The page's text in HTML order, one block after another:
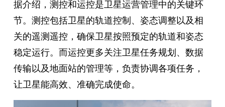
据介绍，测控和运控是卫星运营管理中的关键环
节。测控包括卫星的轨道控制、姿态调整以及相
关的遥测遥控，确保卫星按照预定的轨道和姿态
稳定运行。而运控更多关注卫星任务规划、数据
传输以及地面站的管理等，负责协调各项任务，
让卫星能高效、准确完成使命。